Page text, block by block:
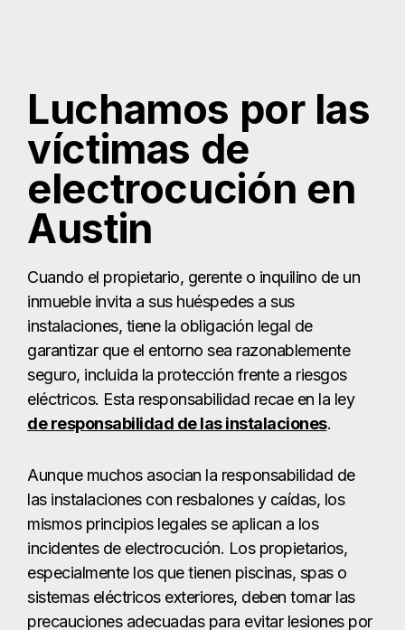
Luchamos por las
víctimas de
electrocución en
Austin
Cuando el propietario, gerente o inquilino de un
inmueble invita a sus huéspedes a sus
instalaciones, tiene la obligación legal de
garantizar que el entorno sea razonablemente
seguro, incluida la protección frente a riesgos
eléctricos. Esta responsabilidad recae en la ley
de responsabilidad de las instalaciones.
Aunque muchos asocian la responsabilidad de
las instalaciones con resbalones y caídas, los
mismos principios legales se aplican a los
incidentes de electrocución. Los propietarios,
especialmente los que tienen piscinas, spas o
sistemas eléctricos exteriores, deben tomar las
precauciones adecuadas para evitar lesiones por